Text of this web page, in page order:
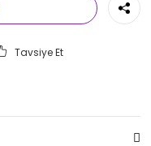
Tavsiye Et